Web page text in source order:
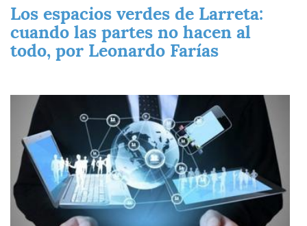
Los espacios verdes de Larreta:
cuando las partes no hacen al
todo, por Leonardo Farías
Imagen